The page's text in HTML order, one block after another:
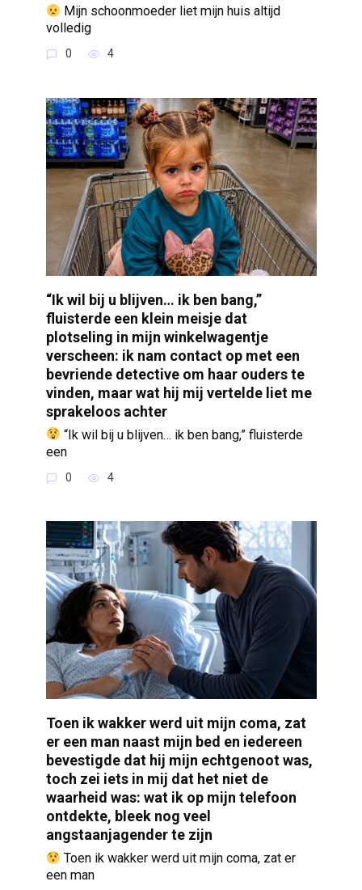
Mijn schoonmoeder liet mijn huis altijd
volledig
0 4
“Ik wil bij u blijven… ik ben bang,”
fluisterde een klein meisje dat
plotseling in mijn winkelwagentje
verscheen: ik nam contact op met een
bevriende detective om haar ouders te
vinden, maar wat hij mij vertelde liet me
sprakeloos achter
“Ik wil bij u blijven… ik ben bang,” fluisterde
een
0 4
Toen ik wakker werd uit mijn coma, zat
er een man naast mijn bed en iedereen
bevestigde dat hij mijn echtgenoot was,
toch zei iets in mij dat het niet de
waarheid was: wat ik op mijn telefoon
ontdekte, bleek nog veel
angstaanjagender te zijn
Toen ik wakker werd uit mijn coma, zat er
een man